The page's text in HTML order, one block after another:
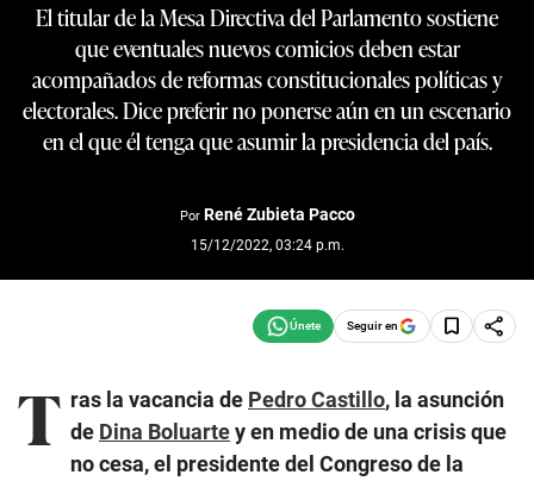
El titular de la Mesa Directiva del Parlamento sostiene
que eventuales nuevos comicios deben estar
acompañados de reformas constitucionales políticas y
electorales. Dice preferir no ponerse aún en un escenario
en el que él tenga que asumir la presidencia del país.
Por René Zubieta Pacco
15/12/2022, 03:24 p.m.
Seguir en
T ras la vacancia de Pedro Castillo, la asunción
de Dina Boluartey en medio de una crisis que
no cesa, el presidente del Congreso de la